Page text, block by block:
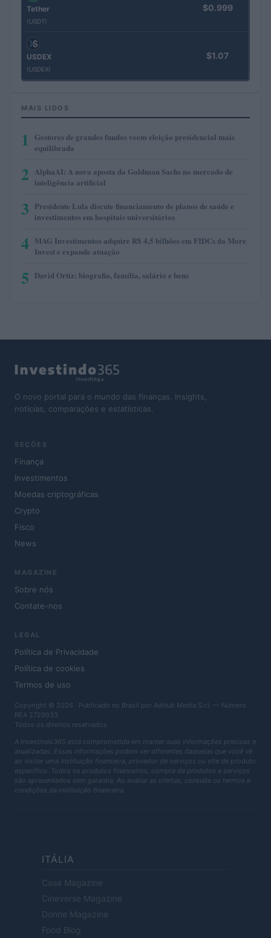
Tether
(USDT)
$0.999
USDEX
(USDEX)
$1.07
MAIS LIDOS
1
Gestores de grandes fundos veem eleição presidencial mais
equilibrada
2 AlphaAI: A nova aposta da Goldman Sachs no mercado de
inteligência artificial
3 Presidente Lula discute financiamento de planos de saúde e
investimentos em hospitais universitários
4 MAG Investimentos adquire R$ 4,5 bilhões em FIDCs da More
Invest e expande atuação
5 David Ortiz: biografia, família, salário e bens
O novo portal para o mundo das finanças. Insights,
notícias, comparações e estatísticas.
SEÇÕES
Finança
Investimentos
Moedas criptográficas
Crypto
Fisco
News
MAGAZINE
Sobre nós
Contate-nos
LEGAL
Política de Privacidade
Política de cookies
Termos de uso
Copyright © 2026 · Publicado no Brasil por AdHub Media S.r.l. — Número
REA 2729933
Todos os direitos reservados
A Investindo365 está comprometida em manter suas informações precisas e
atualizadas. Essas informações podem ser diferentes daquelas que você vê
ao visitar uma instituição financeira, provedor de serviços ou site de produto
específico. Todos os produtos financeiros, compra de produtos e serviços
são apresentados sem garantia. Ao avaliar as ofertas, consulte os termos e
condições da instituição financeira.
ITÁLIA
Casa Magazine
Cineverse Magazine
Donne Magazine
Food Blog